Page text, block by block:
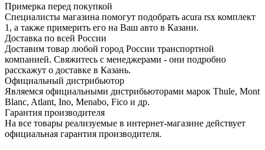
Примерка перед покупкой
Специалисты магазина помогут подобрать acura rsx комплект
1, а также примерить его на Ваш авто в Казани.
Доставка по всей России
Доставим товар любой город России транспортной
компанией. Свяжитесь с менеджерами - они подробно
расскажут о доставке в Казань.
Официальный дистрибьютор
Являемся официальными дистрибьюторами марок Thule, Mont
Blanc, Atlant, Ino, Menabo, Fico и др.
Гарантия производителя
На все товары реализуемые в интернет-магазине действует
официальная гарантия производителя.